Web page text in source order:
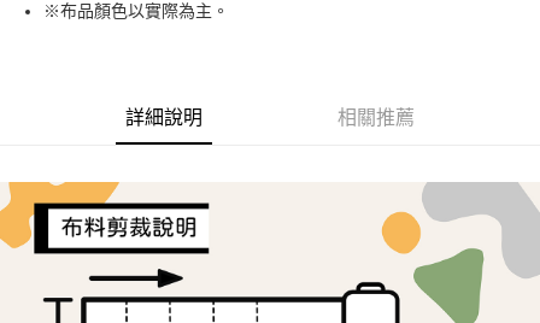
AFTEE先享後付
１．簡單：不需註冊會員、不需綁卡、不需儲值。
３．安心：先確認商品／服務後，再付款。
【「AFTEE先享後付」結帳流程】
１．於結帳方式選擇「AFTEE先享後付」後，將跳轉至「AFTEE先享後付」
結帳頁面，進行簡訊認證並確認金額後，即可完成結帳。
２．訂單成立數日內，您將收到繳費通知簡訊。
３．收到繳費通知簡訊後14天內，點擊此簡訊中的連結，可透過四大超商／
全家取貨付款
每筆NT$65，滿NT$1,500(含以上)免運費
每筆NT$65，滿NT$1,500(含以上)免運費
※布品顏色以實際為主。
詳細說明 相關推薦